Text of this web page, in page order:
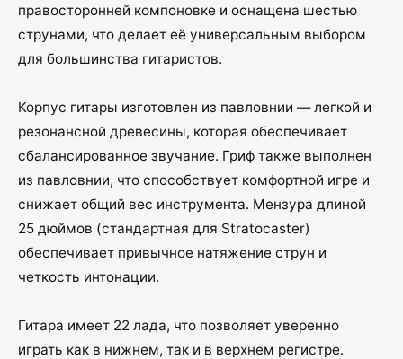
правосторонней компоновке и оснащена шестью
струнами, что делает её универсальным выбором
для большинства гитаристов.
Корпус гитары изготовлен из павловнии — легкой и
резонансной древесины, которая обеспечивает
сбалансированное звучание. Гриф также выполнен
из павловнии, что способствует комфортной игре и
снижает общий вес инструмента. Мензура длиной
25 дюймов (стандартная для Stratocaster)
обеспечивает привычное натяжение струн и
четкость интонации.
Гитара имеет 22 лада, что позволяет уверенно
играть как в нижнем, так и в верхнем регистре.